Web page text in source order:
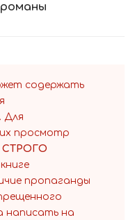
содержать
Для
просмотр
СТРОГО
пропаганды
написать на